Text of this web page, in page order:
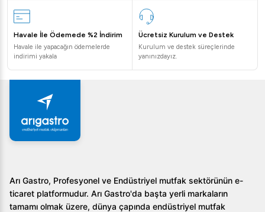
Havale İle Ödemede %2 İndirim
Havale ile yapacağın ödemelerde
indirimi yakala
Ücretsiz Kurulum ve Destek
Kurulum ve destek süreçlerinde
yanınızdayız.
Arı Gastro, Profesyonel ve Endüstriyel mutfak sektörünün e-
ticaret platformudur. Arı Gastro'da başta yerli markaların
tamamı olmak üzere, dünya çapında endüstriyel mutfak